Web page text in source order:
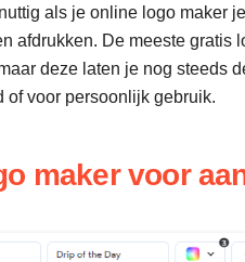
als je online logo maker
afdrukken. De meeste gratis
deze laten je nog steeds
voor persoonlijk gebruik.
maker voor